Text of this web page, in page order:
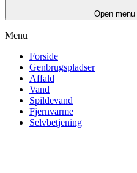
Open menu
Menu
Forside
Genbrugspladser
Affald
Vand
Spildevand
Fjernvarme
Selvbetjening